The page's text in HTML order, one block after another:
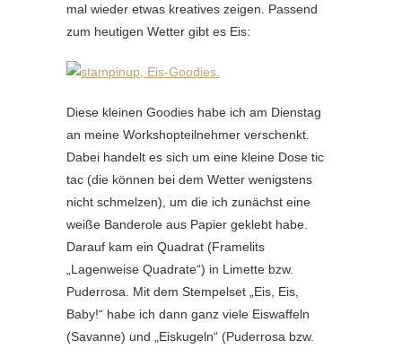
mal wieder etwas kreatives zeigen. Passend
zum heutigen Wetter gibt es Eis:
Diese kleinen Goodies habe ich am Dienstag
an meine Workshopteilnehmer verschenkt.
Dabei handelt es sich um eine kleine Dose tic
tac (die können bei dem Wetter wenigstens
nicht schmelzen), um die ich zunächst eine
weiße Banderole aus Papier geklebt habe.
Darauf kam ein Quadrat (Framelits
„Lagenweise Quadrate“) in Limette bzw.
Puderrosa. Mit dem Stempelset „Eis, Eis,
Baby!“ habe ich dann ganz viele Eiswaffeln
(Savanne) und „Eiskugeln“ (Puderrosa bzw.